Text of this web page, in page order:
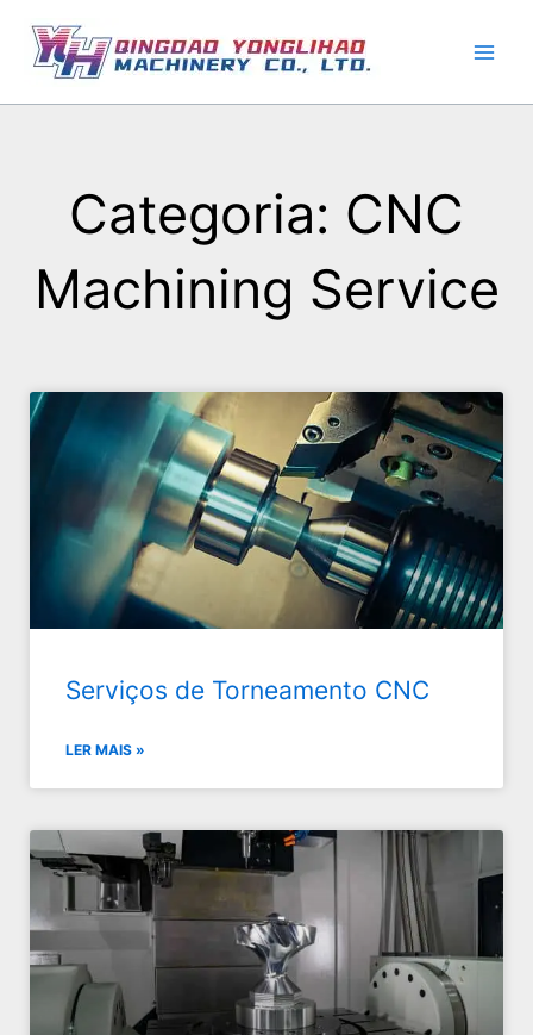
para
conteúdo
Categoria: CNC
Machining Service
Serviços de Torneamento CNC
LER MAIS »